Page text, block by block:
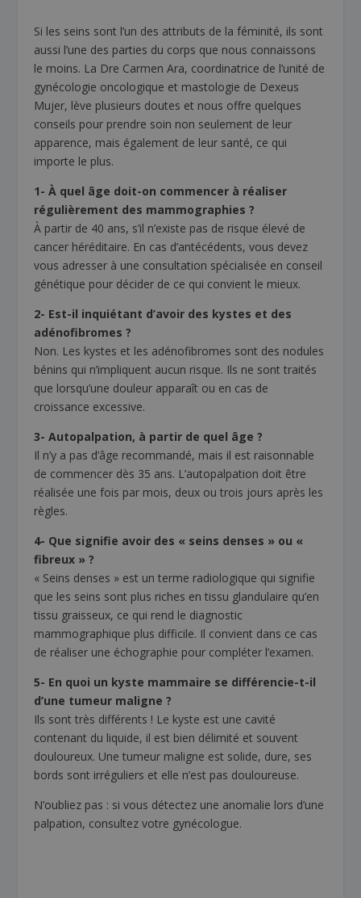
Si les seins sont l’un des attributs de la féminité, ils sont
aussi l’une des parties du corps que nous connaissons
le moins. La Dre Carmen Ara, coordinatrice de l’unité de
gynécologie oncologique et mastologie de Dexeus
Mujer, lève plusieurs doutes et nous offre quelques
conseils pour prendre soin non seulement de leur
apparence, mais également de leur santé, ce qui
importe le plus.
1- À quel âge doit-on commencer à réaliser
régulièrement des mammographies ?
À partir de 40 ans, s’il n’existe pas de risque élevé de
cancer héréditaire. En cas d’antécédents, vous devez
vous adresser à une consultation spécialisée en conseil
génétique pour décider de ce qui convient le mieux.
2- Est-il inquiétant d’avoir des kystes et des
adénofibromes ?
Non. Les kystes et les adénofibromes sont des nodules
bénins qui n’impliquent aucun risque. Ils ne sont traités
que lorsqu’une douleur apparaît ou en cas de
croissance excessive.
3- Autopalpation, à partir de quel âge ?
Il n’y a pas d’âge recommandé, mais il est raisonnable
de commencer dès 35 ans. L’autopalpation doit être
réalisée une fois par mois, deux ou trois jours après les
règles.
4- Que signifie avoir des « seins denses » ou «
fibreux » ?
« Seins denses » est un terme radiologique qui signifie
que les seins sont plus riches en tissu glandulaire qu’en
tissu graisseux, ce qui rend le diagnostic
mammographique plus difficile. Il convient dans ce cas
de réaliser une échographie pour compléter l’examen.
5- En quoi un kyste mammaire se différencie-t-il
d’une tumeur maligne ?
Ils sont très différents ! Le kyste est une cavité
contenant du liquide, il est bien délimité et souvent
douloureux. Une tumeur maligne est solide, dure, ses
bords sont irréguliers et elle n’est pas douloureuse.
N’oubliez pas : si vous détectez une anomalie lors d’une
palpation, consultez votre gynécologue.